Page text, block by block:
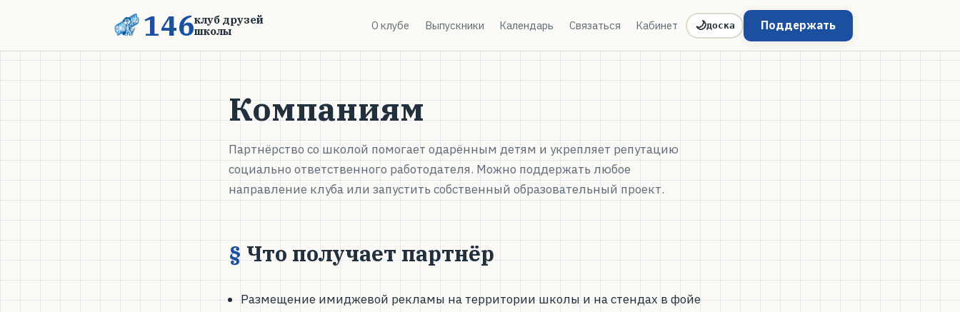
146клуб друзей
школы
О клубе Выпускники Календарь Связаться Кабинет 🌙доска Поддержать
Компаниям
Партнёрство со школой помогает одарённым детям и укрепляет репутацию
социально ответственного работодателя. Можно поддержать любое
направление клуба или запустить собственный образовательный проект.
Что получает партнёр
Размещение имиджевой рекламы на территории школы и на стендах в фойе